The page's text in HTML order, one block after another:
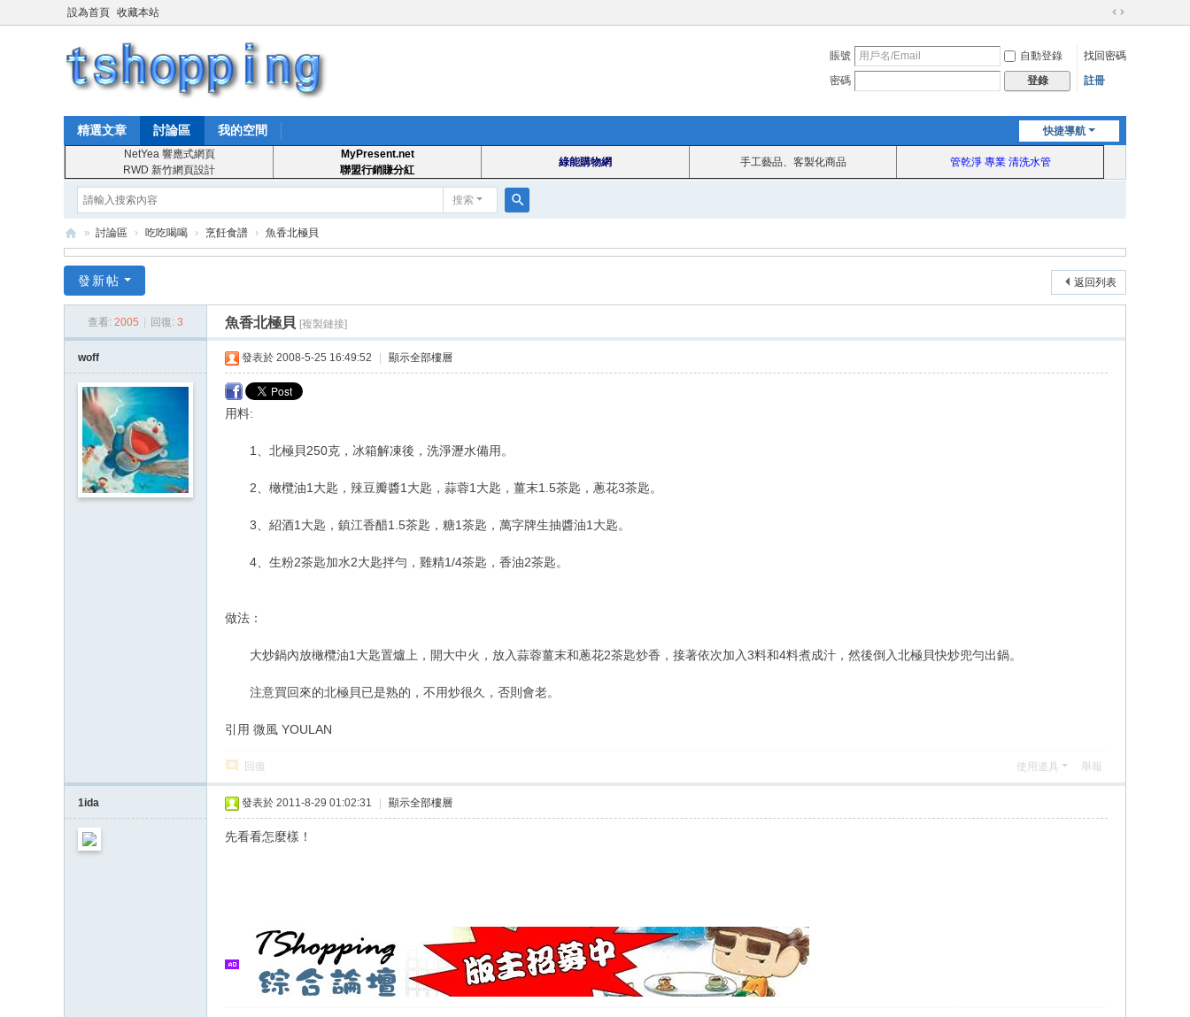
設為首頁 收藏本站
切
到
賬號 自動登錄
找回密碼
密碼
登錄 註冊
快捷導航
精選文章 討論區 我的空間
NetYea 響應式網頁
RWD 新竹網頁設計
MyPresent.net
聯盟行銷賺分紅
綠能購物網 手工藝品、客製化商品 管乾淨 專業 清洗水管
搜索
索
T
ho
pp
» 討論區 › 吃吃喝喝 › 烹飪食譜 › 魚香北極貝
返回列表
發新帖
查看: 2005 回復: 3 魚香北極貝 [複製鏈接]
woff 發表於 2008-5-25 16:49:52 顯示全部樓層
用料:
1、北極貝250克，冰箱解凍後，洗淨瀝水備用。
2、橄欖油1大匙，辣豆瓣醬1大匙，蒜蓉1大匙，薑末1.5茶匙，蔥花3茶匙。
3、紹酒1大匙，鎮江香醋1.5茶匙，糖1茶匙，萬字牌生抽醬油1大匙。
4、生粉2茶匙加水2大匙拌勻，雞精1/4茶匙，香油2茶匙。
做法：
大炒鍋內放橄欖油1大匙置爐上，開大中火，放入蒜蓉薑末和蔥花2茶匙炒香，接著依次加入3料和4料煮成汁，然後倒入北極貝快炒兜勻出鍋。
注意買回來的北極貝已是熟的，不用炒很久，否則會老。
引用 微風 YOULAN
回復 使用道具 舉報
1ida 發表於 2011-8-29 01:02:31 顯示全部樓層
先看看怎麼樣！